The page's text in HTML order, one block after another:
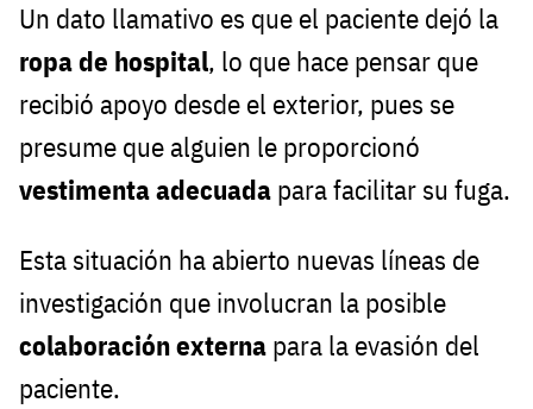
Un dato llamativo es que el paciente dejó la
ropa de hospital, lo que hace pensar que
recibió apoyo desde el exterior, pues se
presume que alguien le proporcionó
vestimenta adecuada para facilitar su fuga.
Esta situación ha abierto nuevas líneas de
investigación que involucran la posible
colaboración externa para la evasión del
paciente.